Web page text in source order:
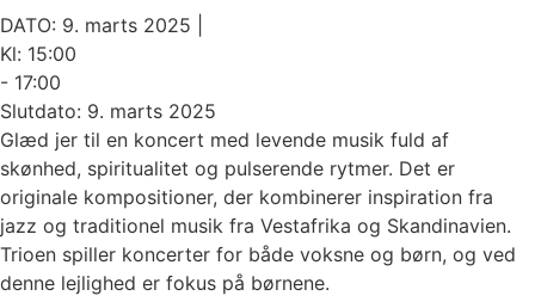
DATO: 9. marts 2025 |
Kl: 15:00
- 17:00
Slutdato: 9. marts 2025
Glæd jer til en koncert med levende musik fuld af
skønhed, spiritualitet og pulserende rytmer. Det er
originale kompositioner, der kombinerer inspiration fra
jazz og traditionel musik fra Vestafrika og Skandinavien.
Trioen spiller koncerter for både voksne og børn, og ved
denne lejlighed er fokus på børnene.